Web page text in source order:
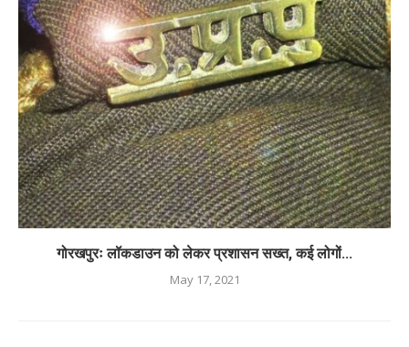
गोरखपुरः लॉकडाउन को लेकर प्रशासन सख्त, कई लोगों...
May 17, 2021